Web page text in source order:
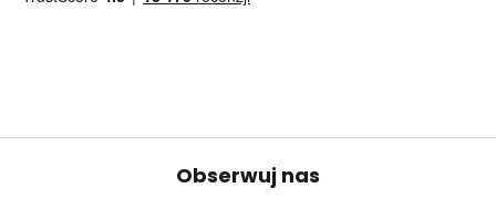
Obserwuj nas